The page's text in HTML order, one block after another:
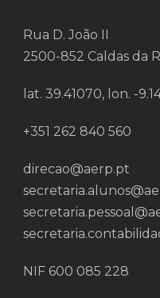
Rua D. João II
2500-852 Caldas da
lat. 39.41070, lon. -
+351 262 840 560
direcao@aerp.pt
NIF 600 085 228